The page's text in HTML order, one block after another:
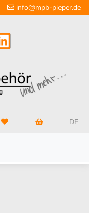
info@mpb-pieper.de
DE